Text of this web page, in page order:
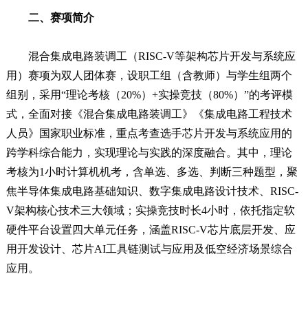
二、赛项简介
混合集成电路装调工（RISC-V等架构芯片开发与系统应
用）赛项为双人团体赛，设职工组（含教师）与学生组两个
组别，采用“理论考核（20%）+实操竞技（80%）”的考评模
式，全面对接《混合集成电路装调工》《集成电路工程技术
人员》国家职业标准，重点考查选手芯片开发与系统应用的
跨学科综合能力，实现理论与实践的深度融合。其中，理论
考核为1小时计算机机考，含单选、多选、判断三种题型，聚
焦半导体集成电路基础知识、数字集成电路设计技术、RISC-
V架构核心技术三大领域；实操竞技时长4小时，依托指定软
硬件平台设置四大单元任务，涵盖RISC-V芯片底层开发、应
用开发设计、芯片AI工具链测试与应用及低空经济场景综合
应用。